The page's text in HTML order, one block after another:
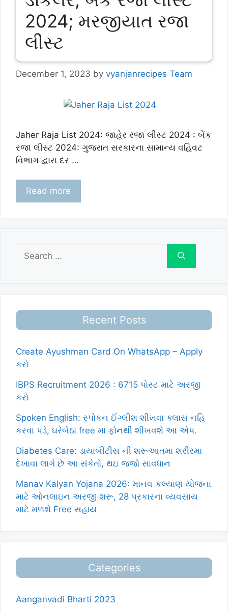
2024; મરજીયાત રજા
લીસ્ટ
December 1, 2023 by vyanjanrecipes Team
Jaher Raja List 2024: જાહેર રજા લીસ્ટ 2024 : બેંક
રજા લીસ્ટ 2024: ગુજરાત સરકારના સામાન્ય વહિવટ
વિભાગ દ્વારા દર …
Read more
Search
for:
Recent Posts
Create Ayushman Card On WhatsApp – Apply
કરો
IBPS Recruitment 2026 : 6715 પોસ્ટ માટે અરજી
કરો
Spoken English: સ્પોકન ઈંગ્લીશ શીખવા ક્લાસ નહિ
કરવા પડે, ઘરેબેઠા free મા ફોનથી શીખવશે આ એપ.
Diabetes Care: ડાયાબીટીસ ની શરૂઆતમા શરીરમા
દેખાવા લાગે છે આ સંકેતો, થઇ જજો સાવધાન
Manav Kalyan Yojana 2026: માનવ કલ્યાણ યોજના
માટે ઓનલાઇન અરજી શરૂ, 28 પ્રકારના વ્યવસાય
માટે મળશે Free સહાય
Categories
Aanganvadi Bharti 2023